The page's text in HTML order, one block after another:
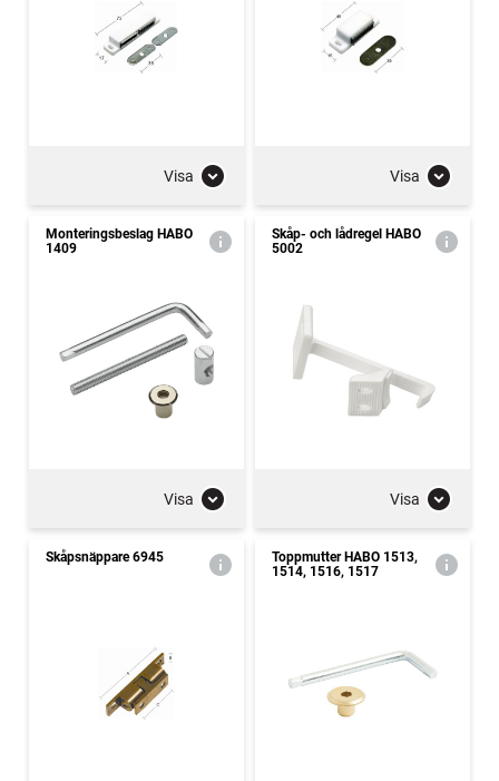
Visa Visa
Monteringsbeslag HABO
1409
Visa
Skåp- och lådregel HABO
5002
Visa
Skåpsnäppare 6945
Toppmutter HABO 1513,
1514, 1516, 1517